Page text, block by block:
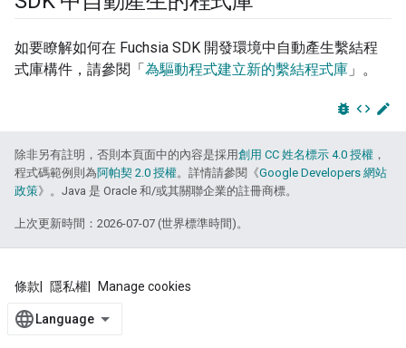
如要瞭解如何在 Fuchsia SDK 開發環境中自動產生繫結程
式庫構件，請參閱「為驅動程式建立新的繫結程式庫 」。
bug_report code edit
除非另有註明，否則本頁面中的內容是採用創用 CC 姓名標示 4.0 授權 ，
程式碼範例則為阿帕契 2.0 授權。詳情請參閱《Google Developers 網站
政策》。Java 是 Oracle 和/或其關聯企業的註冊商標。
上次更新時間：2026-07-07 (世界標準時間)。
條款 隱私權 Manage cookies